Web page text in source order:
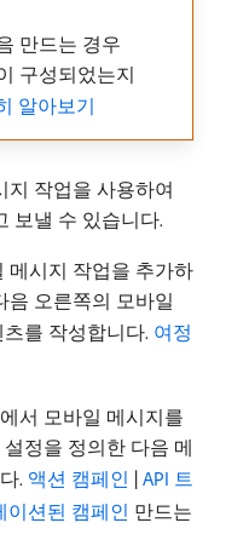
만드는 경우
구성되었는지
알아보기
지 작업을 사용하여
보낼 수 있습니다.
메시지 작업을 추가하
음 오른쪽의 모바일
를 작성합니다. 여정
서 모바일 메시지를
정을 정의한 다음 메
. 액션 캠페인 | API 트
이션된 캠페인 만드는